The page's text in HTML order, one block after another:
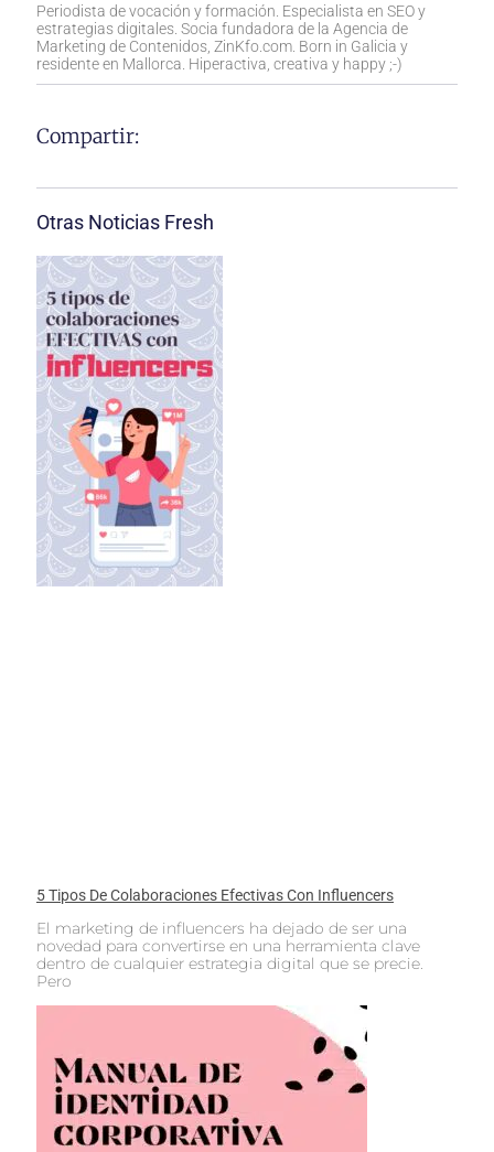
Periodista de vocación y formación. Especialista en SEO y
estrategias digitales. Socia fundadora de la Agencia de
Marketing de Contenidos, ZinKfo.com. Born in Galicia y
residente en Mallorca. Hiperactiva, creativa y happy ;-)
Compartir:
Otras Noticias Fresh
5 Tipos De Colaboraciones Efectivas Con Influencers
El marketing de influencers ha dejado de ser una
novedad para convertirse en una herramienta clave
dentro de cualquier estrategia digital que se precie.
Pero